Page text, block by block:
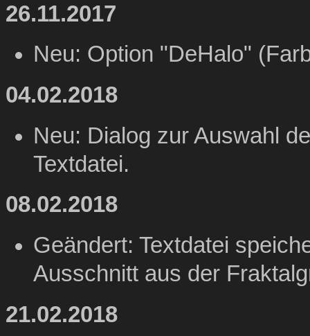
26.11.2017
Neu: Option "DeHalo"
04.02.2018
Neu: Dialog zur Auswahl
Textdatei.
08.02.2018
Geändert: Textdatei
Ausschnitt aus der
21.02.2018